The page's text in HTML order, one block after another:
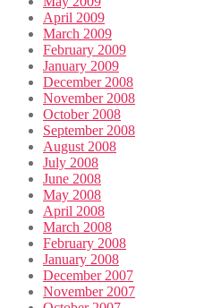
April 2009
March 2009
February 2009
January 2009
December 2008
November 2008
October 2008
September 2008
August 2008
July 2008
June 2008
May 2008
April 2008
March 2008
February 2008
January 2008
December 2007
November 2007